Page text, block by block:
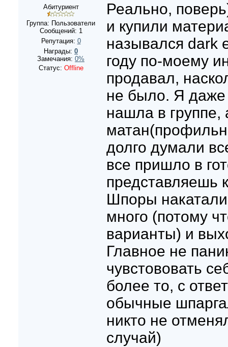
Абитуриент
Группа: Пользователи
Сообщений: 1
Репутация: 0
Награды: 0
Замечания: 0%
Статус: Offline
Реально,
и купили
назывался dark
году по-моему
продавал,
не было. Я даже
нашла в группе,
долго думали
все пришло в
представляешь
Шпоры
много (потому
варианты) и
Главное не
чувстововать
более то, с
обычные
никто не
случай)